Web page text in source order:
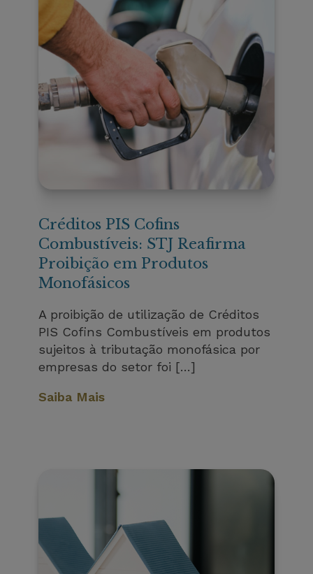
Créditos PIS Cofins
Combustíveis: STJ Reafirma
Proibição em Produtos
Monofásicos
A proibição de utilização de Créditos
PIS Cofins Combustíveis em produtos
sujeitos à tributação monofásica por
empresas do setor foi […]
Saiba Mais